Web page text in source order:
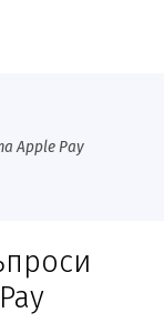
Apple Pay